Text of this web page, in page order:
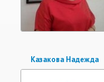
Казакова Надежда